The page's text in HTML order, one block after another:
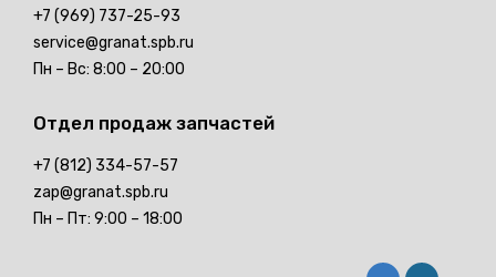
+7 (969) 737-25-93
service@granat.spb.ru
Пн – Вс: 8:00 – 20:00
Отдел продаж запчастей
+7 (812) 334-57-57
zap@granat.spb.ru
Пн – Пт: 9:00 – 18:00